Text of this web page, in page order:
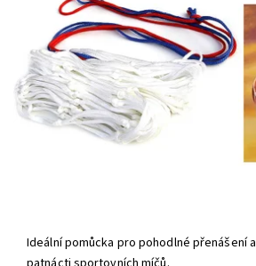
Ideální pomůcka pro pohodlné přenášení